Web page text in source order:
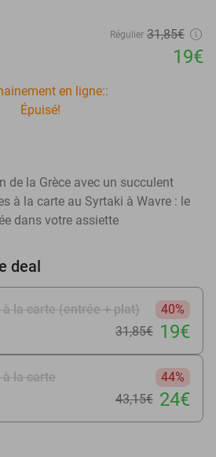
Régulier 31,85€
19€
en ligne::
Épuisé!
de la Grèce avec un succulent
à la carte au Syrtaki à Wavre : le
dans votre assiette
deal
la carte (entrée + plat)
40%
31,85€ 19€
à la carte
44%
43,15€ 24€